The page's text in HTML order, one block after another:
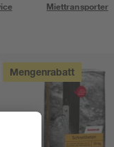
Miettransporter
Mengenrabatt